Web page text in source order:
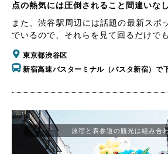
点の熱気には圧倒されること間違いなし
また、渋谷駅周辺には話題の最新スポ
でいるので、それらを見て回るだけで
東京都渋谷区
新宿高速バスターミナル（バスタ新宿）で
原宿と表参道の観光は組み合